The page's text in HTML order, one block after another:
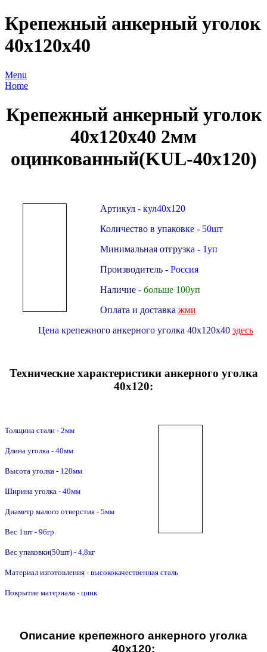
Крепежный анкерный уголок
40х120х40
Menu
Home
Крепежный анкерный уголок
40х120х40 2мм
оцинкованный(KUL-40х120)
Артикул - кул40х120
Количество в упаковке - 50шт
Минимальная отгрузка - 1уп
Производитель - Россия
Наличие - больше 100уп
Оплата и доставка жми
Цена крепежного анкерного уголка 40х120х40 здесь
Технические характеристики анкерного уголка
40х120:
Толщина стали - 2мм
Длина уголка - 40мм
Высота уголка - 120мм
Ширина уголка - 40мм
Диаметр малого отверстия - 5мм
Вес 1шт - 96гр.
Вес упаковки(50шт) - 4,8кг
Материал изготовления - высококачественная сталь
Покрытие материала - цинк
Описание крепежного анкерного уголка
40х120: